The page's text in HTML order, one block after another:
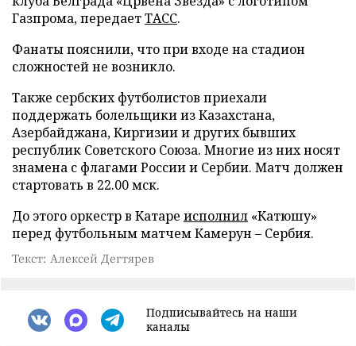
Газпрома, передаетТАСС.
Фанаты пояснили, что при входе на стадион
сложностей не возникло.
Также сербских футболистов приехали
поддержать болельщики из Казахстана,
Азербайджана, Киргизии и других бывших
республик Советского Союза. Многие из них носят
знамена с флагами России и Сербии. Матч должен
стартовать в 22.00 мск.
До этого оркестр в Катаре исполнил «Катюшу»
перед футбольным матчем Камерун – Сербия.
Текст: Алексей Дегтярев
Подписывайтесь на наши
каналы